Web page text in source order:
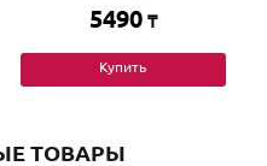
5490 ₸
Купить
ТОВАРЫ